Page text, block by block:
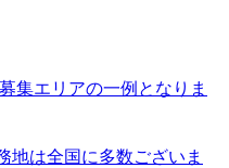
集エリアの一例となりま
は全国に多数ございま